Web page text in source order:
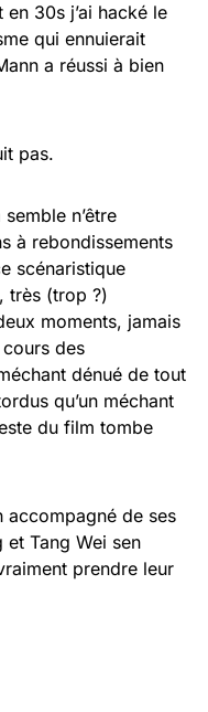
30s j’ai hacké le
qui ennuierait
a réussi à bien
pas.
n’être
à rebondissements
scénaristique
très (trop ?)
moments, jamais
des
dénué de tout
qu’un méchant
du film tombe
accompagné de ses
et Tang Wei sen
prendre leur